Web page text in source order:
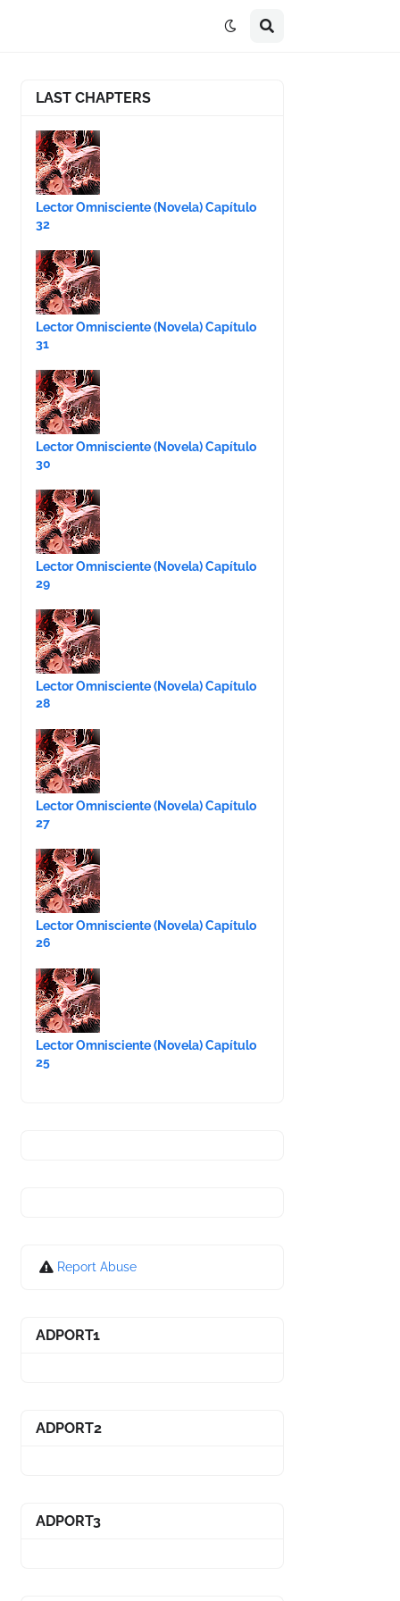
LAST CHAPTERS
Lector Omnisciente (Novela) Capítulo
32
Lector Omnisciente (Novela) Capítulo
31
Lector Omnisciente (Novela) Capítulo
30
Lector Omnisciente (Novela) Capítulo
29
Lector Omnisciente (Novela) Capítulo
28
Lector Omnisciente (Novela) Capítulo
27
Lector Omnisciente (Novela) Capítulo
26
Lector Omnisciente (Novela) Capítulo
25
Report Abuse
ADPORT1
ADPORT2
ADPORT3